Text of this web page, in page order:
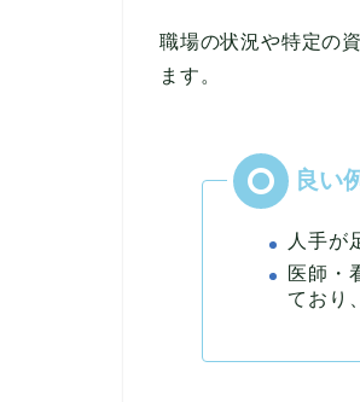
職場の状況や特定の
ます。
人手が
医師・
ており